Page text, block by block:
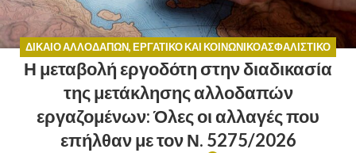
ΔΊΚΑΙΟ ΑΛΛΟΔΑΠΏΝ,ΕΡΓΑΤΙΚΌ ΚΑΙ ΚΟΙΝΩΝΙΚΟΑΣΦΑΛΙΣΤΙΚΌ
ΔΊΚΑΙΟ,ΝΟΜΙΚΈΣ ΣΥΜΒΟΥΛΈΣ
Η μεταβολή εργοδότη στην διαδικασία
της μετάκλησης αλλοδαπών
εργαζομένων: Όλες οι αλλαγές που
επήλθαν με τον Ν. 5275/2026